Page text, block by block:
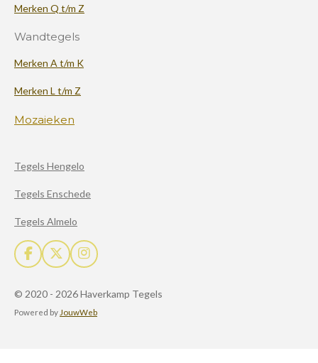
Merken Q t/m Z
Wandtegels
Merken A t/m K
Merken L t/m Z
Mozaieken
Tegels Hengelo
Tegels Enschede
Tegels Almelo
F
a
e
b
X
I
n
t
a
© 2020 - 2026 Haverkamp Tegels
Powered by JouwWeb